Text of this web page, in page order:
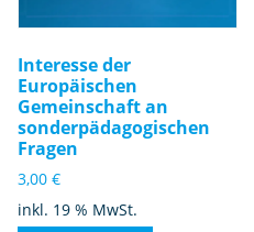
Interesse der
Europäischen
Gemeinschaft an
sonderpädagogischen
Fragen
3,00 €
inkl. 19 % MwSt.